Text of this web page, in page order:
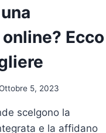
Ecco
5, 2023
scelgono la
e la affidano